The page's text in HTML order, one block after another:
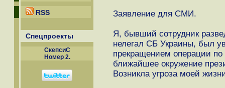
RSS
Спецпроекты
СкепсиС
Номер 2.
Заявление для СМИ.
Я, бывший сотрудник
нелегал СБ Украины, был
прекращением операции
ближайшее окружение
Возникла угроза моей